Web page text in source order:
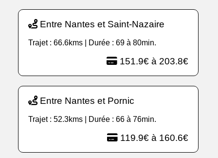
Entre Nantes et Saint-Nazaire
Trajet : 66.6kms | Durée : 69 à 80min.
151.9€ à 203.8€
Entre Nantes et Pornic
Trajet : 52.3kms | Durée : 66 à 76min.
119.9€ à 160.6€